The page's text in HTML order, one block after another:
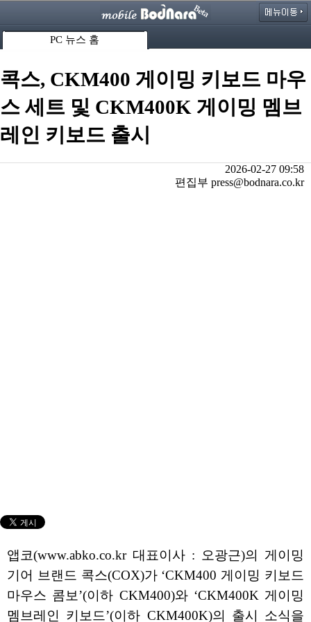
PC 뉴스 홈
콕스, CKM400 게이밍 키보드 마우
스 세트 및 CKM400K 게이밍 멤브
레인 키보드 출시
2026-02-27 09:58
편집부 press@bodnara.co.kr
앱코(www.abko.co.kr 대표이사 : 오광근)의 게이밍
기어 브랜드 콕스(COX)가 ‘CKM400 게이밍 키보드
마우스 콤보’(이하 CKM400)와 ‘CKM400K 게이밍
멤브레인 키보드’(이하 CKM400K)의 출시 소식을